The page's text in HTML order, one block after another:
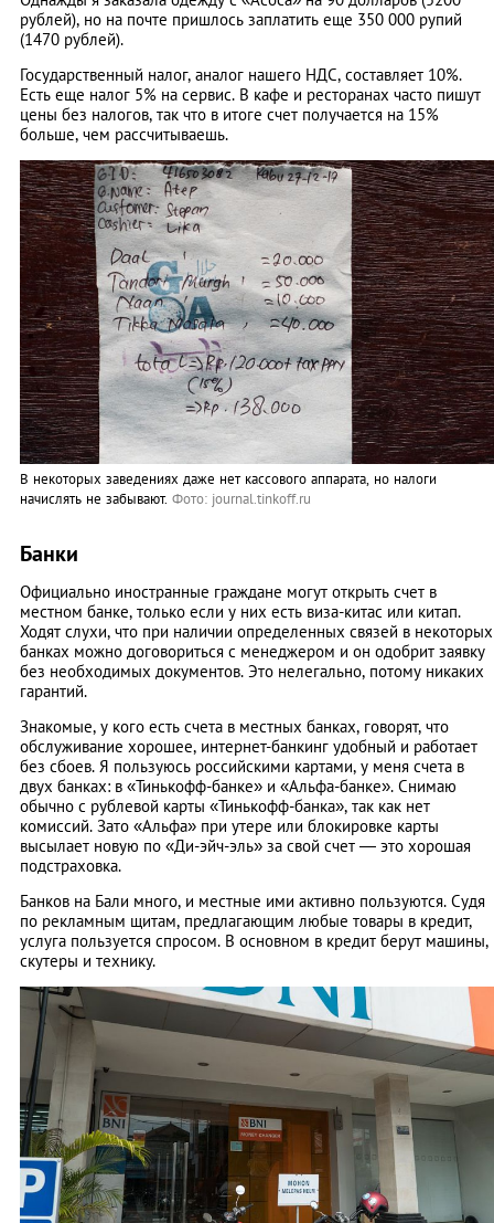
рублей), но на почте пришлось заплатить еще 350 000 рупий
(1470 рублей).
Государственный налог, аналог нашего НДС, составляет 10%.
Есть еще налог 5% на сервис. В кафе и ресторанах часто пишут
цены без налогов, так что в итоге счет получается на 15%
больше, чем рассчитываешь.
В некоторых заведениях даже нет кассового аппарата, но налоги
начислять не забывают. Фото: journal.tinkoff.ru
Банки
Официально иностранные граждане могут открыть счет в
местном банке, только если у них есть виза-китас или китап.
Ходят слухи, что при наличии определенных связей в некоторых
банках можно договориться с менеджером и он одобрит заявку
без необходимых документов. Это нелегально, потому никаких
гарантий.
Знакомые, у кого есть счета в местных банках, говорят, что
обслуживание хорошее, интернет-банкинг удобный и работает
без сбоев. Я пользуюсь российскими картами, у меня счета в
двух банках: в «Тинькофф-банке» и «Альфа-банке». Снимаю
обычно с рублевой карты «Тинькофф-банка», так как нет
комиссий. Зато «Альфа» при утере или блокировке карты
высылает новую по «Ди-эйч-эль» за свой счет — это хорошая
подстраховка.
Банков на Бали много, и местные ими активно пользуются. Судя
по рекламным щитам, предлагающим любые товары в кредит,
услуга пользуется спросом. В основном в кредит берут машины,
скутеры и технику.